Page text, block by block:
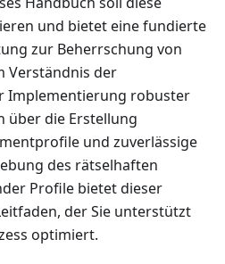
und bietet eine fundierte
zur Beherrschung von
Verständnis der
Implementierung robuster
über die Erstellung
und zuverlässige
des rätselhaften
Profile bietet dieser
der Sie unterstützt
optimiert.